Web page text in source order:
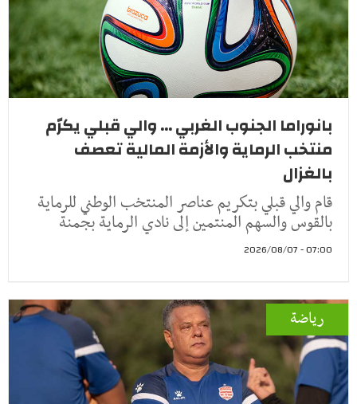
بانوراما الجنوب الغربي ... والي قبلي يكرّم
منتخب الرماية والأزمة المالية تعصف
بالغزال
قام والي قبلي بتكريم عناصر المنتخب الوطني للرماية
بالقوس والسهم المنتمين إلى نادي الرماية بجمنة
07:00 - 2026/08/07
رياضة